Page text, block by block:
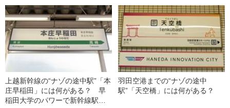
上越新幹線の“ナゾの途中駅”「本
庄早稲田」には何がある？ 早
稲田大学のパワーで新幹線駅が
羽田空港までの“ナゾの途中
駅”「天空橋」には何がある？